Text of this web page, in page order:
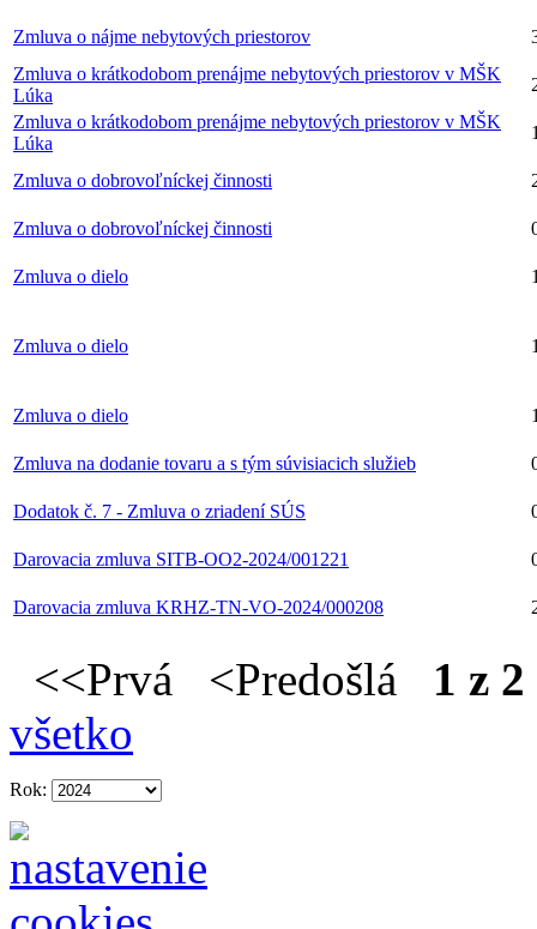
Zmluva o nájme nebytových priestorov
Zmluva o krátkodobom prenájme nebytových priestorov v MŠK
Lúka
Zmluva o krátkodobom prenájme nebytových priestorov v MŠK
Lúka
Zmluva o dobrovoľníckej činnosti
Zmluva o dobrovoľníckej činnosti
Zmluva o dielo
Zmluva o dielo
Zmluva o dielo
Zmluva na dodanie tovaru a s tým súvisiacich služieb
Dodatok č. 7 - Zmluva o zriadení SÚS
Darovacia zmluva SITB-OO2-2024/001221
Darovacia zmluva KRHZ-TN-VO-2024/000208
<<Prvá <Predošlá 1 z 2
všetko
Rok: